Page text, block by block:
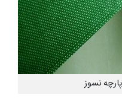
نسوز